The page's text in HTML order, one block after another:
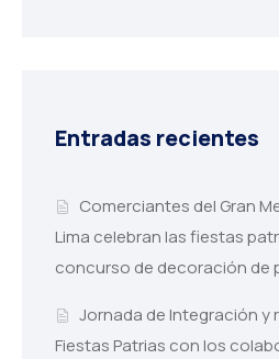
Entradas recientes
Comerciantes del Gran
Lima celebran las fiestas
concurso de decoración de
Jornada de Integración
Fiestas Patrias con los